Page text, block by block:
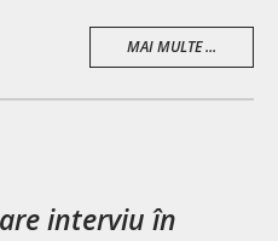
MAI MULTE ...
interviu în